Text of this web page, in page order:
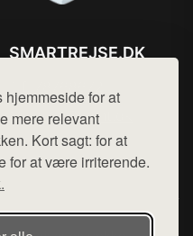
for at
mere relevant
Kort sagt: for at
for at være irriterende.
SMARTREJSE.DK
Mail: hej@want.dk
Cookie- og privatlivspolitik